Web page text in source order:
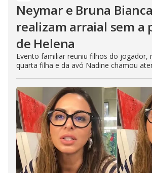
Neymar e Bruna
realizam arraial sem a
de Helena
Evento familiar reuniu filhos do jogador,
quarta filha e da avó Nadine chamou